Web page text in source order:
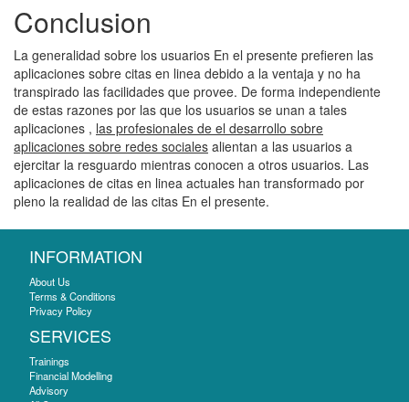
Conclusion
La generalidad sobre los usuarios En el presente prefieren las
aplicaciones sobre citas en linea debido a la ventaja y no ha
transpirado las facilidades que provee. De forma independiente
de estas razones por las que los usuarios se unan a tales
aplicaciones , las profesionales de el desarrollo sobre
aplicaciones sobre redes sociales alientan a las usuarios a
ejercitar la resguardo mientras conocen a otros usuarios. Las
aplicaciones de citas en linea actuales han transformado por
pleno la realidad de las citas En el presente.
INFORMATION
About Us
Terms & Conditions
Privacy Policy
SERVICES
Trainings
Financial Modelling
Advisory